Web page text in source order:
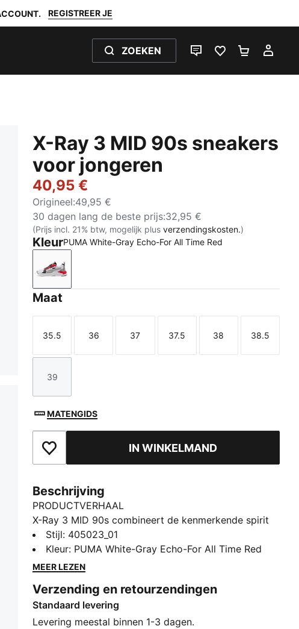
REGISTREER JE
ZOEKEN
LIVE CHATFAVORIETEN 0
X-Ray 3 MID 90s sneakers
voor jongeren
40,95 €
Origineel:49,95 €
30 dagen lang de beste prijs:32,95 €
(Prijs incl. 21% btw, mogelijk plusverzendingskosten.)
KleurPUMA White-Gray Echo-For All Time Red
PUMA White-Gray Echo-For All Time Red
Maat
Maat
35.5
Maat
36
Maat
37
Maat
37.5
Maat
38
Maat
38.5
Maat
39
MATENGIDS
Toegevoegd aan favorietenIN WINKELMAND
Beschrijving
PRODUCTVERHAAL
X-Ray 3 MID 90s combineert de kenmerkende spirit
van de jaren 90 met het dynamische randje van
hardloopdesign uit de vroege jaren 2000. Met retro-
geïnspireerde silhouetten, gelaagde details en
en dagelijks comfort. Of je nu onderweg bent of thuis
ontspant, deze collectie brengt nostalgische energie
naar het nu: klassiek, zelfverzekerd en gemaakt om
Stijl: 405023_01
Kleur: PUMA White-Gray Echo-For All Time Red
MEER LEZEN
Verzending en retourzendingen
Standaard levering
Levering meestal binnen 1-3 dagen.